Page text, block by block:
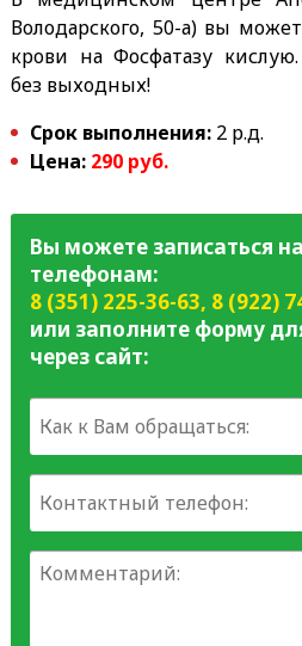
Володарского, 50-а) вы
крови на Фосфатазу
без выходных!
Срок выполнения:2 р.д.
Цена: 290 руб.
Вы можете записаться
телефонам:
8 (351) 225-36-63, 8 (922)
или заполните форму
через сайт: